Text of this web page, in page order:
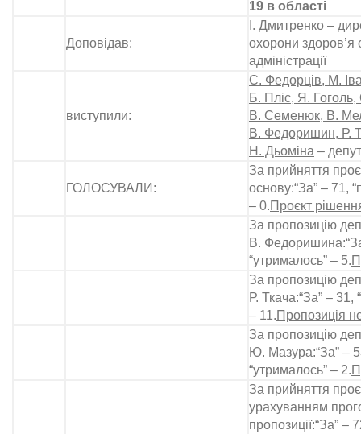
19 в області
Доповідав:
І. Дмитренко –
охорони здоров’я
адміністрації
виступили:
С. Федорців, М.
Б. Пліс, Я.
В. Семенюк, В.
В. Федоришин, Р.
Н. Дьоміна –
ГОЛОСУВАЛИ:
За прийняття
основу:“За” – 71,
– 0.Проєкт
За пропозицію
В.
“утрималось” – 5.
За пропозицію
Р. Ткача:“За” – 31,
– 11.Пропозиція
За пропозицію
Ю. Мазура:“За” –
“утрималось” – 2.
За прийняття
урахуванням
пропозиції:“За” –